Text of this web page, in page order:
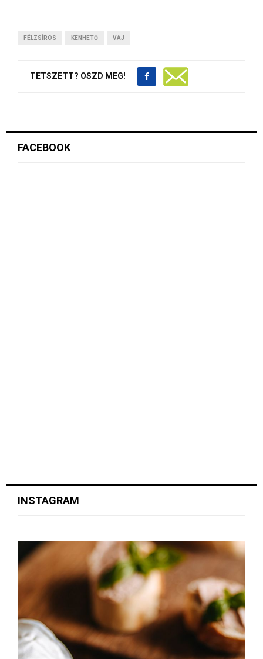
FÉLZSÍROS KENHETŐ VAJ
TETSZETT? OSZD MEG!
FACEBOOK
INSTAGRAM